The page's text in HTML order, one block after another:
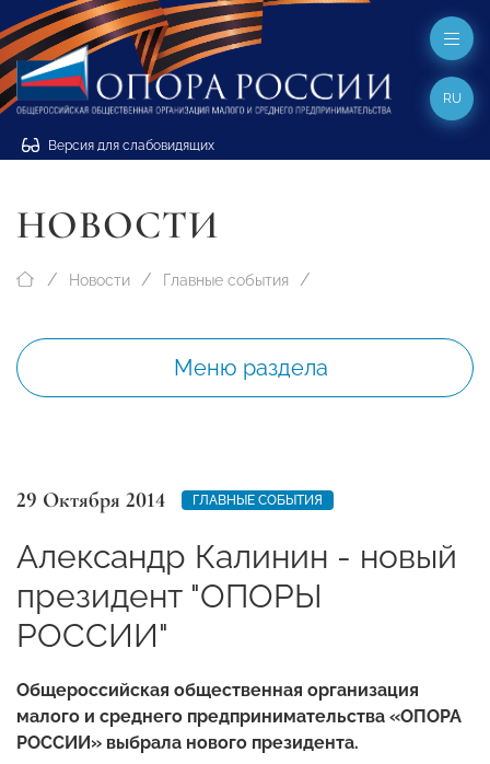
Версия для слабовидящих
RU
НОВОСТИ
Новости Главные события
Меню раздела
29 Октября 2014 ГЛАВНЫЕ СОБЫТИЯ
Александр Калинин - новый
президент "ОПОРЫ
РОССИИ"
Общероссийская общественная организация
малого и среднего предпринимательства «ОПОРА
РОССИИ» выбрала нового президента.